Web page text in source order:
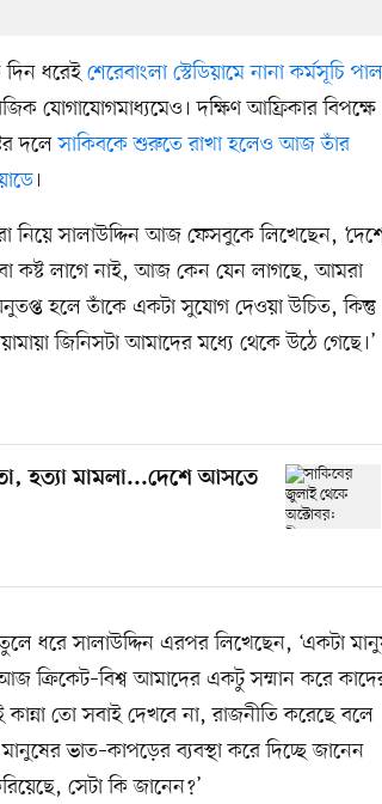
দিন ধরেইশেরেবাংলা স্টেডিয়ামে নানা কর্মসূচি
যোগাযোগমাধ্যমেও। দক্ষিণ আফ্রিকার বিপক্ষে
দলেসাকিবকে শুরুতে রাখা হলেও আজ তাঁর
।
নিয়ে সালাউদ্দিন আজ ফেসবুকে লিখেছেন,
কষ্ট লাগে নাই, আজ কেন যেন লাগছে, আমরা
হলে তাঁকে একটা সুযোগ দেওয়া উচিত, কিন্তু
জিনিসটা আমাদের মধ্যে থেকে উঠে গেছে।’
হত্যা মামলা...দেশে আসতে
ধরে সালাউদ্দিন এরপর লিখেছেন, ‘একটা
ক্রিকেট–বিশ্ব আমাদের একটু সম্মান করে
তো সবাই দেখবে না, রাজনীতি করেছে বলে
ভাত–কাপড়ের ব্যবস্থা করে দিচ্ছে জানেন
সেটা কি জানেন?’